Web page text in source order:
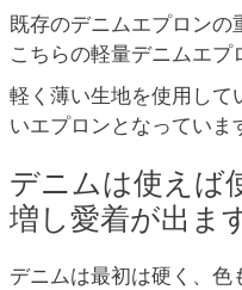
既存のデニムエプロンの
こちらの軽量デニムエプ
軽く薄い生地を使用して
いエプロンとなっていま
デニムは使えば
増し愛着が出ま
デニムは最初は硬く、色